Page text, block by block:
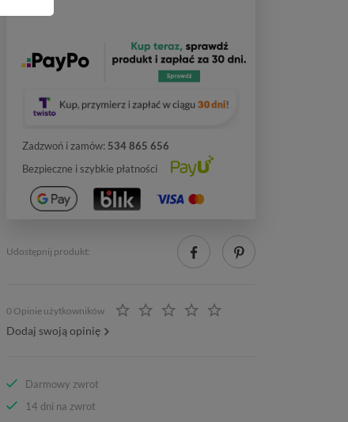
Zadzwoń i zamów: 534 865 656
Bezpieczne i szybkie płatności
Udostępnij produkt:
0 Opinie użytkowników
Dodaj swoją opinię
Darmowy zwrot
14 dni na zwrot